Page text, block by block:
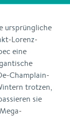
ursprüngliche
Lorenz-
eine
Champlain-
trotzen,
sie